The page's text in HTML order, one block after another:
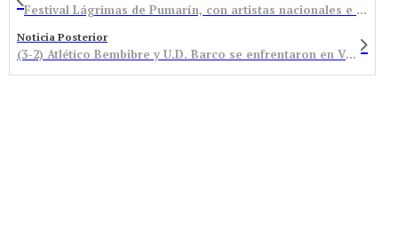
Festival Lágrimas de Pumarín, con artistas nacionales e internacionales
Noticia Posterior
(3-2) Atlético Bembibre y U.D. Barco se enfrentaron en Valdeorras con el calor como protagonista